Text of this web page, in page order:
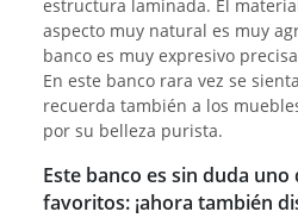
estructura laminada. El
aspecto muy natural es muy
banco es muy expresivo
En este banco rara vez se
recuerda también a los
por su belleza purista.
Este banco es sin duda
favoritos: ¡ahora también